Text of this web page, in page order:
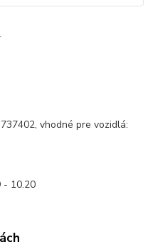
vhodné pre vozidlá:
- 10.20